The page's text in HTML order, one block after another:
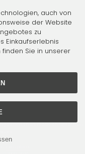
Preise entsprechen
auch von
der Website
zu
Einkaufserlebnis
Sie in unserer